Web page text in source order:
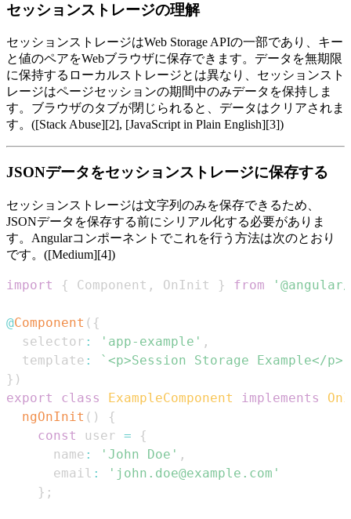
セッションストレージの理解
セッションストレージはWeb Storage APIの一部であり、キー
と値のペアをWebブラウザに保存できます。データを無期限
に保持するローカルストレージとは異なり、セッションスト
レージはページセッションの期間中のみデータを保持しま
す。ブラウザのタブが閉じられると、データはクリアされま
す。([Stack Abuse][2], [JavaScript in Plain English][3])
JSONデータをセッションストレージに保存する
セッションストレージは文字列のみを保存できるため、
JSONデータを保存する前にシリアル化する必要がありま
す。Angularコンポーネントでこれを行う方法は次のとおり
です。([Medium][4])
import { Component , OnInit } from
@Component ( {
  selector
: 'app-example' ,
  template
: ` <p>Session Storage Example</p>
} )
export
class ExampleComponent implements
ngOnInit ( )
{
const
user =
{
      name
: 'John Doe' ,
      email
:
'john.doe@example.com'
} ;